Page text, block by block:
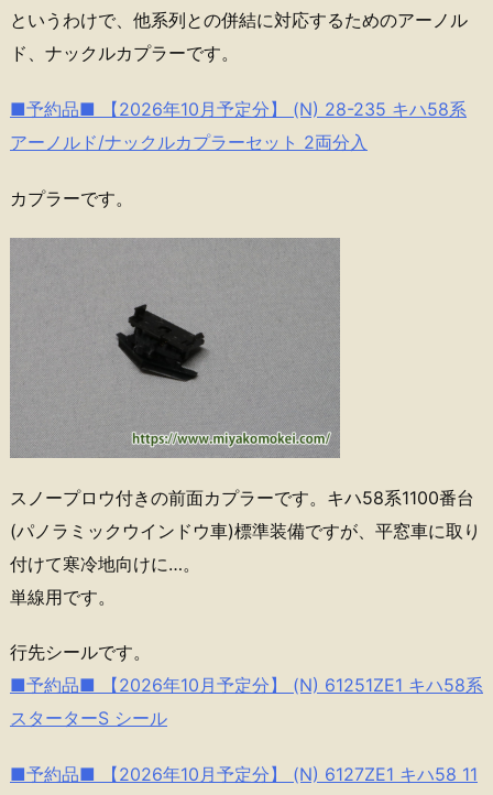
というわけで、他系列との併結に対応するためのアーノル
ド、ナックルカプラーです。
■予約品■ 【2026年10月予定分】 (N) 28-235 キハ58系
アーノルド/ナックルカプラーセット 2両分入
カプラーです。
スノープロウ付きの前面カプラーです。キハ58系1100番台
(パノラミックウインドウ車)標準装備ですが、平窓車に取り
付けて寒冷地向けに…。
単線用です。
行先シールです。
■予約品■ 【2026年10月予定分】 (N) 61251ZE1 キハ58系
スターターS シール
■予約品■ 【2026年10月予定分】 (N) 6127ZE1 キハ58 11